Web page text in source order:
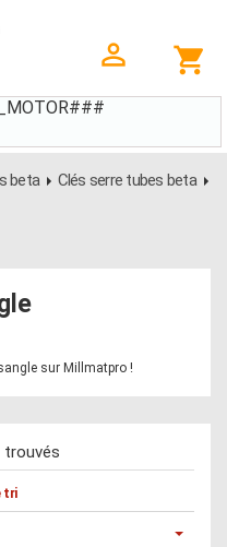
beta
Clés serre tubes beta
sur Millmatpro !
tri